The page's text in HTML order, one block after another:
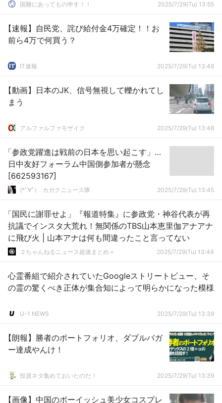
国難にあってもの申す！！ 2025/7/29(Tu) 13:55
【速報】自民党、詫び給付金4万確定！！お
前ら4万で何買う？
IT速報 2025/7/29(Tu) 13:48
【動画】日本のJK、信号無視して轢かれてし
まう
アルファルファモザイク 2025/7/29(Tu) 13:48
「参政党躍進は戦前の日本を思い起こす」…
日中友好フォーラム中国側参加者が懸念
[662593167]
(*ﾟ∀ﾟ)ゞカガクニュース隊 2025/7/29(Tu) 13:45
「国民に謝罪せよ」『報道特集』に参政党・神谷代表が再
抗議でインスタ大荒れ！無関係のTBS山本恵里伽アナアナ
に飛び火 | 山本アナは何も間違ったこと言ってない
２ちゃんねるニュース超速まとめ＋ 2025/7/29(Tu) 13:44
心霊番組で紹介されていたGoogleストリートビュー、そ
の霊の驚くべき正体が集合知によって明らかになった模様
U-1 NEWS 2025/7/29(Tu) 13:39
【朗報】勝者のポートフォリオ、ダブルバガ
ー達成やんけ！
投資ネタ集めておいたのだ！ 2025/7/29(Tu) 13:39
【画像】中国のボーイッシュ美少女コスプレ